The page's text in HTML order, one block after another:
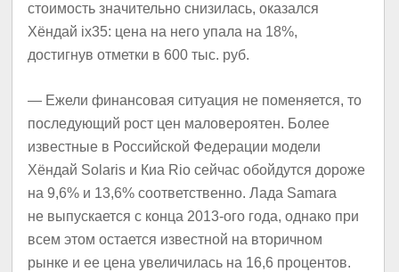
стоимость значительно снизилась, оказался
Хёндай ix35: цена на него упала на 18%,
достигнув отметки в 600 тыс. руб.
— Ежели финансовая ситуация не поменяется, то
последующий рост цен маловероятен. Более
известные в Российской Федерации модели
Хёндай Solaris и Киа Rio сейчас обойдутся дороже
на 9,6% и 13,6% соответственно. Лада Samara
не выпускается с конца 2013-ого года, однако при
всем этом остается известной на вторичном
рынке и ее цена увеличилась на 16,6 процентов.